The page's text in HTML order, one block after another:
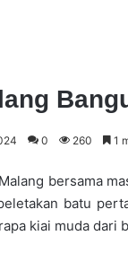
0 260 1
bersama
batu
kiai muda dari